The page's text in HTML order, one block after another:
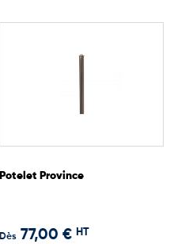
Potelet Province
Dès 77,00 € HT